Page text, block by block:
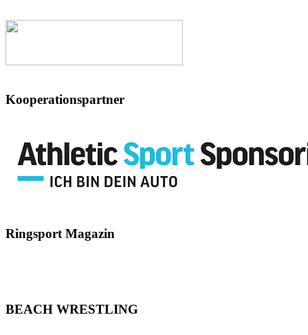
Kooperationspartner
Ringsport Magazin
BEACH WRESTLING